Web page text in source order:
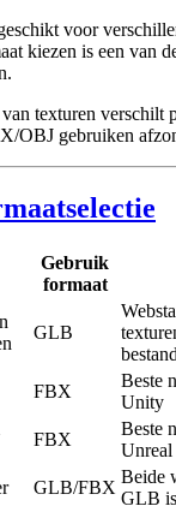
voor
kiezen is een van
texturen verschilt
OBJ gebruiken
Gebruik
formaat
GLB
FBX
Beste
Unity
FBX
Beste
Unreal
GLB/FBX
Beide
GLB